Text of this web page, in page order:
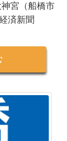
宮（船橋市
済新聞